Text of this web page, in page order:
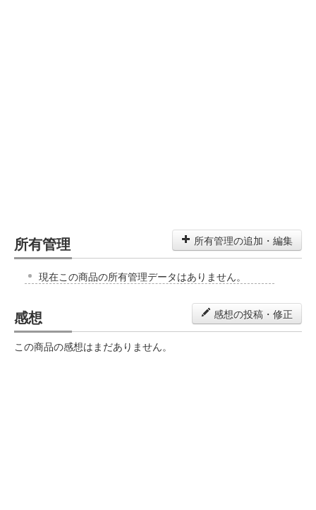
所有管理 所有管理の追加・編集
現在この商品の所有管理データはありません。
感想 感想の投稿・修正
この商品の感想はまだありません。